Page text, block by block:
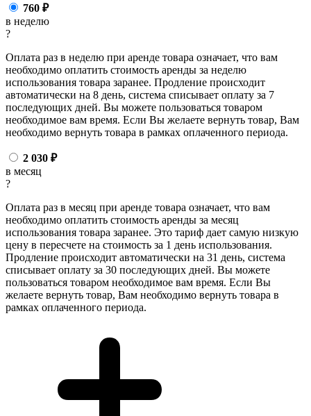
760 ₽
в неделю
?
Оплата раз в неделю при аренде товара означает, что вам
необходимо оплатить стоимость аренды за неделю
использования товара заранее. Продление происходит
автоматически на 8 день, система списывает оплату за 7
последующих дней. Вы можете пользоваться товаром
необходимое вам время. Если Вы желаете вернуть товар, Вам
необходимо вернуть товара в рамках оплаченного периода.
2 030 ₽
в месяц
?
Оплата раз в месяц при аренде товара означает, что вам
необходимо оплатить стоимость аренды за месяц
использования товара заранее. Это тариф дает самую низкую
цену в пересчете на стоимость за 1 день использования.
Продление происходит автоматически на 31 день, система
списывает оплату за 30 последующих дней. Вы можете
пользоваться товаром необходимое вам время. Если Вы
желаете вернуть товар, Вам необходимо вернуть товара в
рамках оплаченного периода.